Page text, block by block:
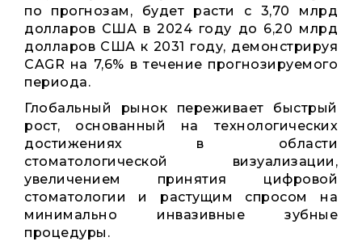
по прогнозам, будет расти с 3,70 млрд
долларов США в 2024 году до 6,20 млрд
долларов США к 2031 году, демонстрируя
CAGR на 7,6% в течение прогнозируемого
периода.
Глобальный рынок переживает быстрый
рост, основанный на технологических
достижениях в области
стоматологической визуализации,
увеличением принятия цифровой
стоматологии и растущим спросом на
минимально инвазивные зубные
процедуры.